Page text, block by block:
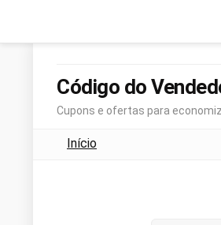
Código do
Cupons e ofertas para
Início